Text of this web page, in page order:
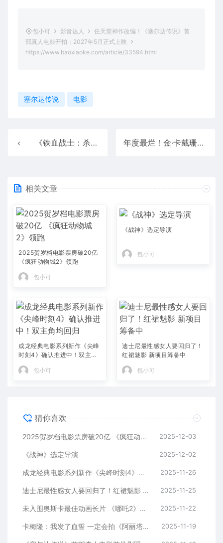
包小可 影音达人
任天堂神作改编！《塞尔达传说》首
部真人电影开拍：2027年5月正式上映
https://www.baoxiaoke.com/article/33594.html
塞尔达传说 电影
《铁血战士：杀戮之地》今日内地上映：烂番茄新鲜度89% 系列最佳 年度最烂！金·卡戴珊主演电视剧被多家媒体痛批
相关文章
2025贺岁档电影票房破20亿
《疯狂动物城2》领跑
包小可
《战神》选定导演
包小可
成龙经典电影系列新作《尖峰
时刻4》确认推进中！双主角
均回归
包小可
迪士尼最性感女人要回归了！
红裙魅影 新项目筹备中
包小可
猜你喜欢
2025贺岁档电影票房破20亿 《疯狂动物城2》领跑 2025-12-03
《战神》选定导演 2025-12-02
成龙经典电影系列新作《尖峰时刻4》确认推进中！双主角均回归 2025-11-26
迪士尼最性感女人要回归了！红裙魅影 新项目筹备中 2025-11-25
未入围奥斯卡最佳动画长片 《哪吒2》出品方回应 2025-11-22
卡梅隆：我发了血誓 一定会拍《阿丽塔2》 2025-11-19